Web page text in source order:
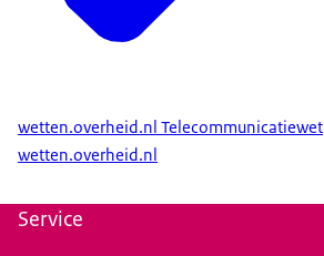
wetten.overheid.nl Telecommunicatiewet
wetten.overheid.nl
Service